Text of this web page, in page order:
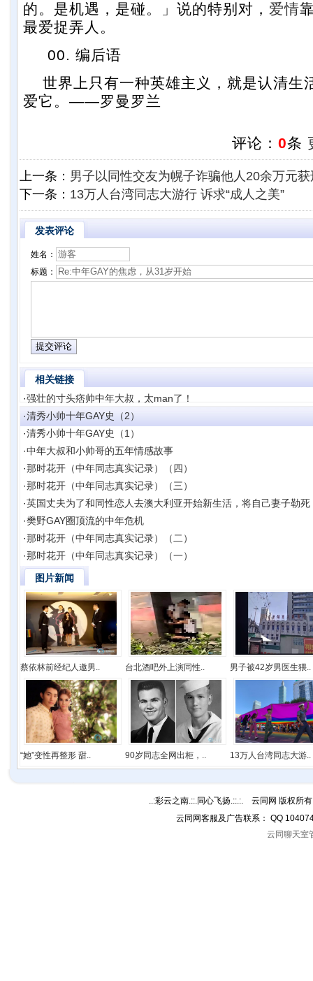
的。是机遇，是碰。」说的特别对， 爱情
最爱捉弄人。
00. 编后语
世界上只有一种英雄主义，就是认清生
爱它。——罗曼罗兰
评论： 0条
上一条： 男子以同性交友为幌子诈骗他人20余万元获
下一条： 13万人台湾同志大游行 诉求“成人之美”
发表评论
姓名：
标题：
相关链接
·强壮的寸头痞帅中年大叔，太man了！
·清秀小帅十年GAY史（2）
·清秀小帅十年GAY史（1）
·中年大叔和小帅哥的五年情感故事
·那时花开（中年同志真实记录）（四）
·那时花开（中年同志真实记录）（三）
·英国丈夫为了和同性恋人去澳大利亚开始新生活，将自己妻子勒死
·樊野GAY圈顶流的中年危机
·那时花开（中年同志真实记录）（二）
·那时花开（中年同志真实记录）（一）
图片新闻
蔡依林前经纪人邀男.. 台北酒吧外上演同性.. 男子被42岁男医生猥..
“她”变性再整形 甜.. 90岁同志全网出柜，.. 13万人台湾同志大游..
..:彩云之南.::.同心飞扬.::.:. 云同网 版权所
云同网客服及广告联系： QQ
云同聊天室